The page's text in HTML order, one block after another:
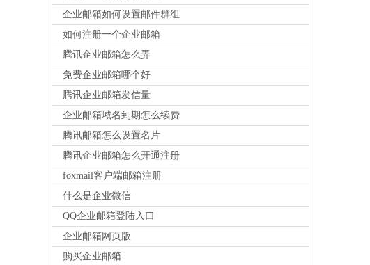
企业邮箱如何设置邮件群组
如何注册一个企业邮箱
腾讯企业邮箱怎么弄
免费企业邮箱哪个好
腾讯企业邮箱发信量
企业邮箱域名到期怎么续费
腾讯邮箱怎么设置名片
腾讯企业邮箱怎么开通注册
foxmail客户端邮箱注册
什么是企业微信
QQ企业邮箱登陆入口
企业邮箱网页版
购买企业邮箱